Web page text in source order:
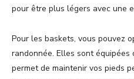
pour être plus légers avec une
Pour les baskets, vous pouvez
randonnée. Elles sont équipées
permet de maintenir vos pieds